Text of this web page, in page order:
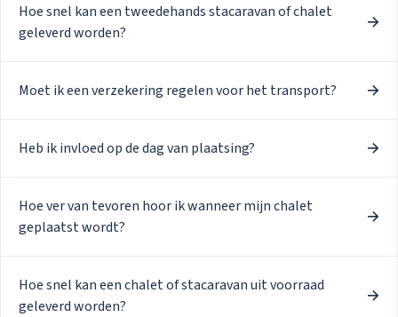
Stacaravans
Chalets
Hoe snel kan een tweedehands stacaravan of chalet
geleverd worden?
Moet ik een verzekering regelen voor het transport?
Heb ik invloed op de dag van plaatsing?
Hoe ver van tevoren hoor ik wanneer mijn chalet
geplaatst wordt?
Hoe snel kan een chalet of stacaravan uit voorraad
geleverd worden?